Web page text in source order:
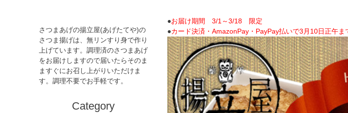
さつまあげの揚立屋(あげたてや)の
さつま揚げは、無リンすり身で作り
上げています。調理済のさつまあげ
をお届けしますので届いたらそのま
ますぐにお召し上がりいただけま
す。調理不要でお手軽です。
Category
●お届け期間 3/1～3/18 限定
●カード決済・AmazonPay・PayPay払いで3月10日正午